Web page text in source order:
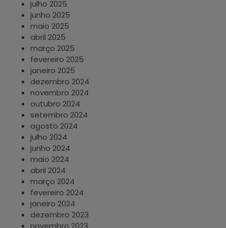
julho 2025
junho 2025
maio 2025
abril 2025
março 2025
fevereiro 2025
janeiro 2025
dezembro 2024
novembro 2024
outubro 2024
setembro 2024
agosto 2024
julho 2024
junho 2024
maio 2024
abril 2024
março 2024
fevereiro 2024
janeiro 2024
dezembro 2023
novembro 2023